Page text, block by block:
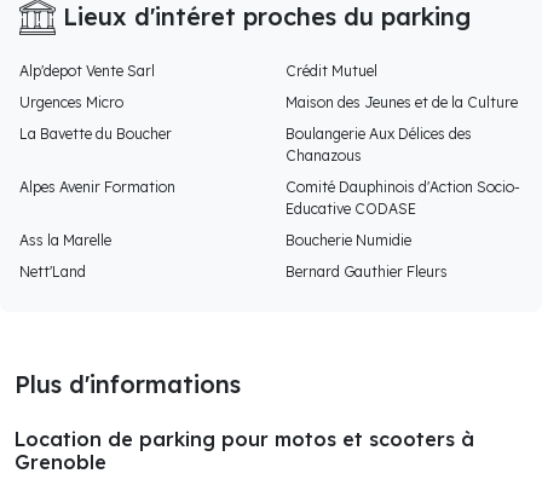
Lieux d'intéret proches du parking
Alp'depot Vente Sarl
Crédit Mutuel
Urgences Micro
Maison des Jeunes et de la Culture
La Bavette du Boucher
Boulangerie Aux Délices des
Chanazous
Alpes Avenir Formation
Comité Dauphinois d'Action Socio-
Educative CODASE
Ass la Marelle
Boucherie Numidie
Nett'Land
Bernard Gauthier Fleurs
Plus d'informations
Location de parking pour motos et scooters à
Grenoble